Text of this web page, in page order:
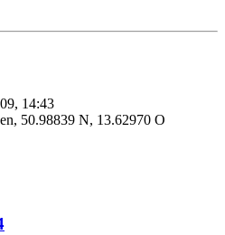
14:43
50.98839 N, 13.62970 O